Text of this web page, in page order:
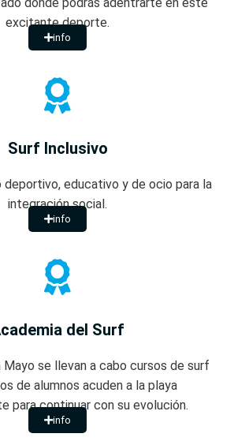
excitante deporte.
info
Surf Inclusivo
deportivo, educativo y de ocio para la
integración social.
info
del Surf
se llevan a cabo cursos de surf
de alumnos acuden a la playa
para continuar con su evolución.
info